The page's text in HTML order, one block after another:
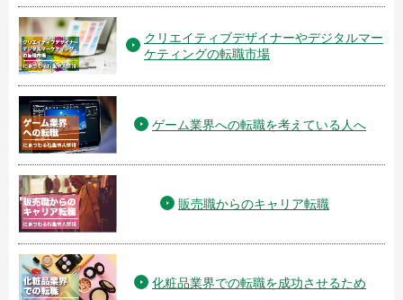
クリエイティブデザイナーやデジタルマー
ケティングの転職市場
ゲーム業界への転職を考えている人へ
販売職からのキャリア転職
化粧品業界での転職を成功させるため